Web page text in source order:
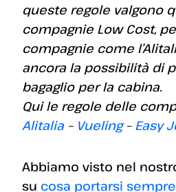
queste regole valgono
compagnie Low Cost,
compagnie come
ancora la possibilità di
bagaglio per la cabina.
Qui le regole delle
Alitalia– Vueling–Easy
Abbiamo visto nel
su cosa portarsi